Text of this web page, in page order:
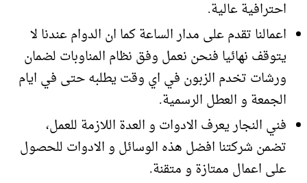
احترافية عالية.
اعمالنا تقدم على مدار الساعة كما ان الدوام عندنا لا
يتوقف نهائيا فنحن نعمل وفق نظام المناوبات لضمان
ورشات تخدم الزبون في اي وقت يطلبه حتى في ايام
الجمعة و العطل الرسمية.
فني النجار يعرف الادوات و العدة اللازمة للعمل،
تضمن شركتنا افضل هذه الوسائل و الادوات للحصول
على اعمال ممتازة و متقنة.